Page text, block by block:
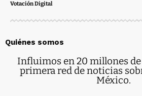
Votación Digital
Quiénes somos
Influimos en 20 millones de
primera red de noticias
México.